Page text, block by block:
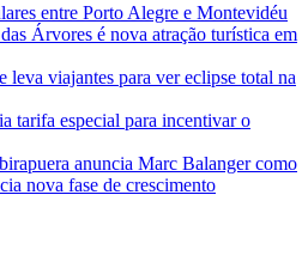
entre Porto Alegre e Montevidéu
Árvores é nova atração turística em
viajantes para ver eclipse total na
tarifa especial para incentivar o
anuncia Marc Balanger como
nova fase de crescimento